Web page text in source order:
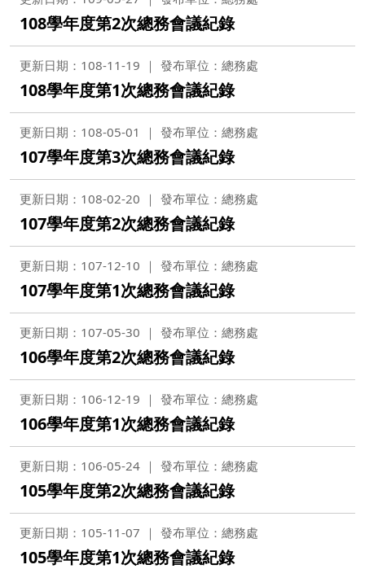
108學年度第2次總務會議紀錄
更新日期：108-11-19 發布單位：總務處
108學年度第1次總務會議紀錄
更新日期：108-05-01 發布單位：總務處
107學年度第3次總務會議紀錄
更新日期：108-02-20 發布單位：總務處
107學年度第2次總務會議紀錄
更新日期：107-12-10 發布單位：總務處
107學年度第1次總務會議紀錄
更新日期：107-05-30 發布單位：總務處
106學年度第2次總務會議紀錄
更新日期：106-12-19 發布單位：總務處
106學年度第1次總務會議紀錄
更新日期：106-05-24 發布單位：總務處
105學年度第2次總務會議紀錄
更新日期：105-11-07 發布單位：總務處
105學年度第1次總務會議紀錄